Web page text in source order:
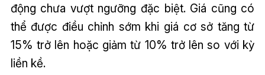
động chưa vượt ngưỡng đặc biệt. Giá cũng có
thể được điều chỉnh sớm khi giá cơ sở tăng từ
15% trở lên hoặc giảm từ 10% trở lên so với kỳ
liền kề.